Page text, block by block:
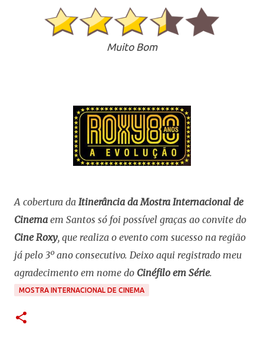
Muito Bom
A cobertura da Itinerância da Mostra Internacional de
Cinema em Santos só foi possível graças ao convite do
Cine Roxy, que realiza o evento com sucesso na região
já pelo 3º ano consecutivo. Deixo aqui registrado meu
agradecimento em nome do Cinéfilo em Série.
MOSTRA INTERNACIONAL DE CINEMA